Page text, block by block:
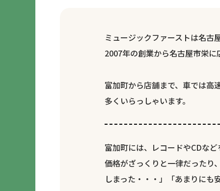
ミュージックファーストは名古
2007年の創業から名古屋市栄
富加町から店舗まで、車では高
多くいらっしゃいます。
富加町には、レコードやCDな
価格がざっくりと一律だったり
しまった・・・」「あまりに